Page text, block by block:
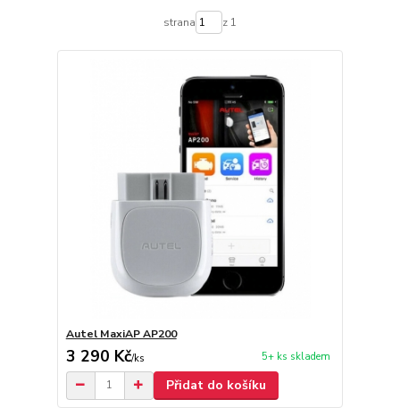
strana z 1
Autel MaxiAP AP200
3 290 Kč/ks 5+ ks skladem
Přidat do košíku